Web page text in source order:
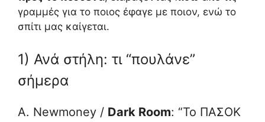
γραμμές για το ποιος έφαγε με ποιον, ενώ το
σπίτι μας καίγεται.
1) Ανά στήλη: τι “πουλάνε”
σήμερα
A. Newmoney / Dark Room: “Το ΠΑΣΟΚ